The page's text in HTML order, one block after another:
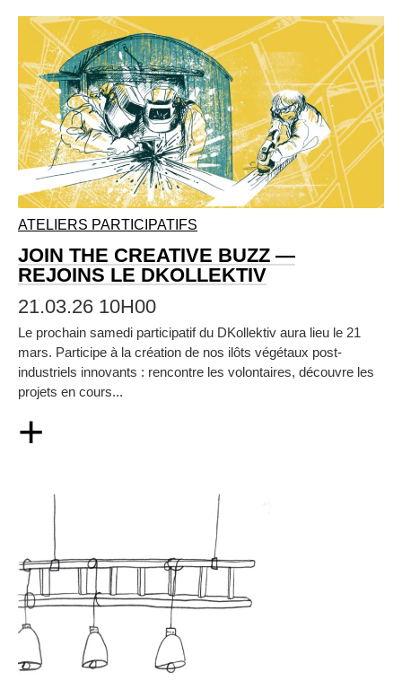
ATELIERS PARTICIPATIFS
JOIN THE CREATIVE BUZZ —
REJOINS LE DKOLLEKTIV
21.03.26 10H00
Le prochain samedi participatif du DKollektiv aura lieu le 21
mars. Participe à la création de nos ilôts végétaux post-
industriels innovants : rencontre les volontaires, découvre les
projets en cours...
+